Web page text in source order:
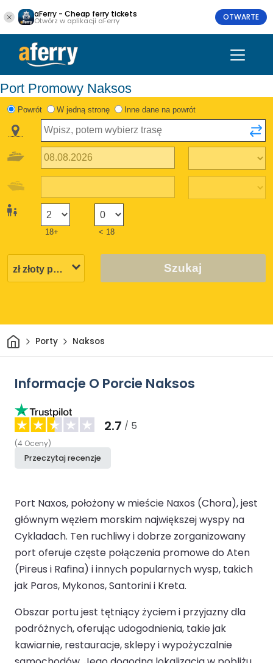
aFerry - Cheap ferry tickets
Otwórz w aplikacji aFerry OTWARTE
Port Promowy Naksos
Powrót W jedną stronę Inne dane na powrót
18+ < 18
Szukaj
DomPorty Naksos
Informacje O Porcie Naksos
2.7 / 5
(4 Oceny)
Przeczytaj recenzje
Port Naxos, położony w mieście Naxos (Chora), jest
głównym węzłem morskim największej wyspy na
Cykladach. Ten ruchliwy i dobrze zorganizowany
port oferuje częste połączenia promowe do Aten
(Pireus i Rafina) i innych popularnych wysp, takich
jak Paros, Mykonos, Santorini i Kreta.
Obszar portu jest tętniący życiem i przyjazny dla
podróżnych, oferując udogodnienia, takie jak
kawiarnie, restauracje, sklepy i wypożyczalnie